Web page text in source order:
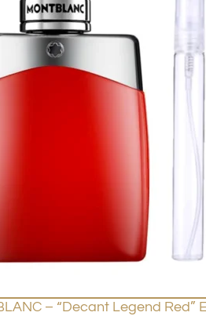
– “Decant Legend Red”